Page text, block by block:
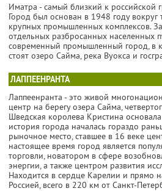
Иматра - самый близкий к российской
Город был основан в 1948 году вокруг
крупных промышленных комплексов. За
отдельных разбросанных населенных
современный промышленный город, в
стоят озеро Сайма, река Вуокса и
ЛАППЕЕНРАНТА
Лаппеенранта - это живой
центр на берегу озера Сайма,
Шведская королева Кристина
история города началась гораздо
рыночное место, ставшее в 16 веке
настоящее время город является
торговли, новатором в сфере
энергии, а также центром развития
Находится в сердце Карелии и прямо
Россией, всего в 220 км от Санкт-